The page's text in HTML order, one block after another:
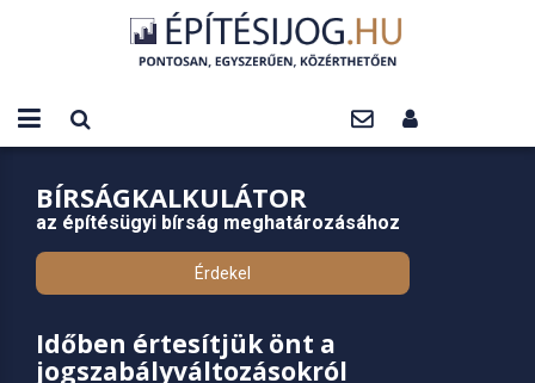
BÍRSÁGKALKULÁTOR
az építésügyi bírság meghatározásához
Érdekel
Időben értesítjük önt a
jogszabályváltozásokról